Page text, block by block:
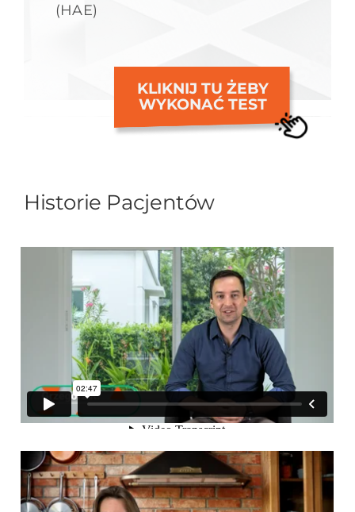
(HAE)
KLIKNIJ TU ŻEBY
WYKONAĆ TEST
Historie Pacjentów